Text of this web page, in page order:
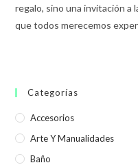
regalo, sino una invitación a
que todos merecemos
Categorías
Accesorios
Arte Y Manualidades
Baño